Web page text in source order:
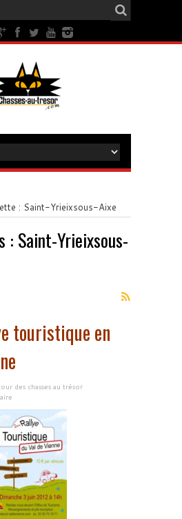
: Saint-Yrieixsous-Aixe
: Saint-Yrieixsous-
touristique en
des chasses au trésor